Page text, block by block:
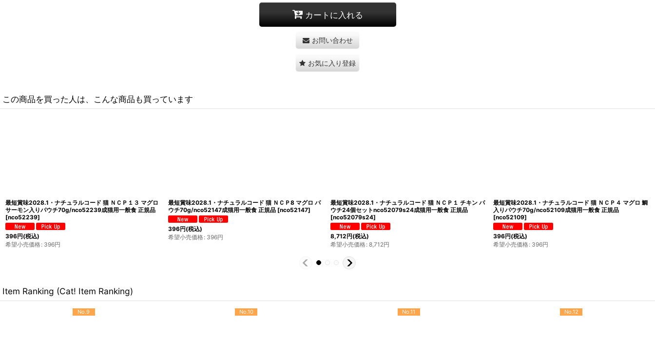
カートに入れる
お問い合わせ
お気に入り登録
この商品を買った人は、こんな商品も買っています
マグロ 鯛
最短賞味2028.1・ナチュラルコード 猫 ＮＣＰ１ チキン パ
ウチ70g/nco52079成猫用一般食 正規品 [nco52079]
396円(税込)
最短賞味2028.1・ナチュラルコード 猫 ＮＣＰ５ マグロ ロ
ブスター入りパウチ70g/nco52116成猫用一般食 正規品
[nco52116
396円(税込)
最短賞味2028.1・ナチュラルコード 猫 ＮＣＰ３ チキン ラ
ム＆ポテト入りパウチ70g/nco52093成猫用一般食 正規品
[nco52093
396
希望小売価格
最短賞味2028.1・ナチュラルコード 猫 ＮＣＰ
アロエ入りパウチ70g/nco52192成猫用一般食
希望小売価格
Item Ranking (Cat! Item Ranking)
No.9 No.10 No.11 No.12